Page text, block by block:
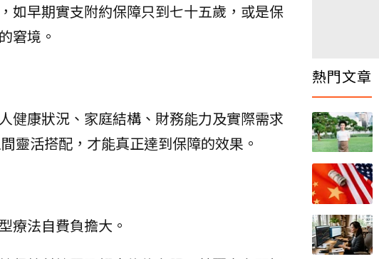
如早期實支附約保障只到七十五歲，或是保
窘境。
健康狀況、家庭結構、財務能力及實際需求
靈活搭配，才能真正達到保障的效果。
療法自費負擔大。
熱門文章